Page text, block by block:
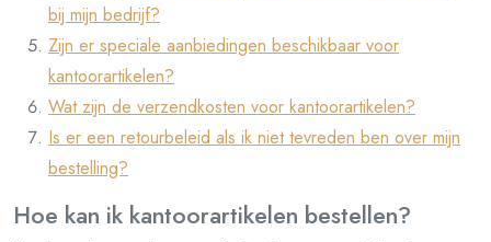
bij mijn bedrijf?
Zijn er speciale aanbiedingen beschikbaar voor
kantoorartikelen?
Wat zijn de verzendkosten voor kantoorartikelen?
Is er een retourbeleid als ik niet tevreden ben over mijn
bestelling?
Hoe kan ik kantoorartikelen bestellen?